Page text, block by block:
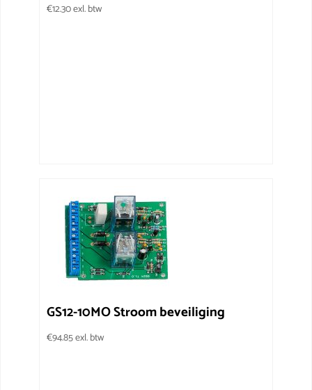
€12.30exl. btw
GS12-10MO Stroom beveiliging
€94.85exl. btw